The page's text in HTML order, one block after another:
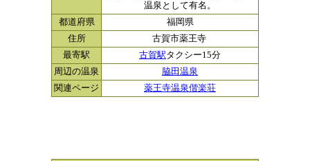
温泉として有名。
都道府県
福岡県
住所
古賀市薬王寺
最寄駅
古賀駅タクシー15分
周辺の温泉
脇田温泉
関連ページ
薬王寺温泉偕楽荘